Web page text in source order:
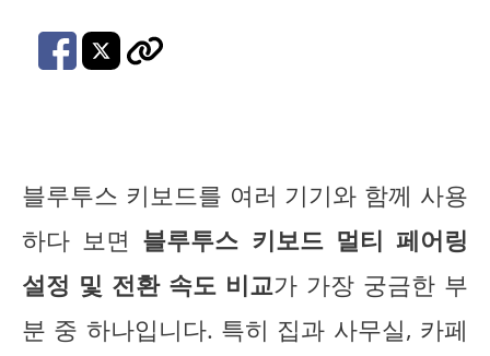
블루투스 키보드를 여러 기기와 함께 사용
하다 보면 블루투스 키보드 멀티 페어링
설정 및 전환 속도 비교가 가장 궁금한 부
분 중 하나입니다. 특히 집과 사무실, 카페